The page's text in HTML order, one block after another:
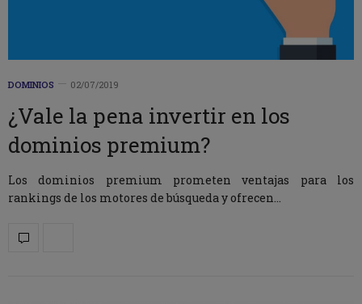
DOMINIOS 02/07/2019
¿Vale la pena invertir en los
dominios premium?
Los dominios premium prometen ventajas para los
rankings de los motores de búsqueda y ofrecen…